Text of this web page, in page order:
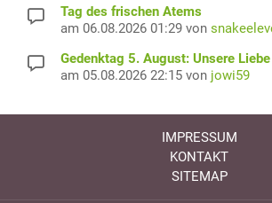
Tag des frischen Atems
am 06.08.2026 01:29 von
Gedenktag 5. August: Unsere
am 05.08.2026 22:15 von jowi59
IMPRESSUM
KONTAKT
SITEMAP